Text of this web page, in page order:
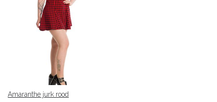
Amaranthe jurk rood